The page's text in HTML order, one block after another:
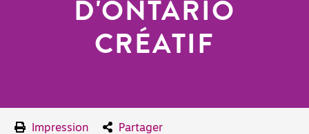
D'ONTARIO
CRÉATIF
Impression Partager